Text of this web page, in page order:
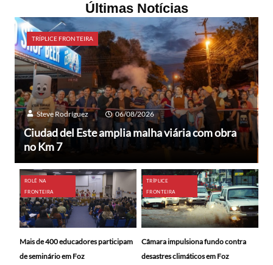
Últimas Notícias
TRÍPLICE FRONTEIRA
Steve Rodríguez 06/08/2026
Ciudad del Este amplia malha viária com obra
no Km 7
ROLÊ NA
FRONTEIRA
Mais de 400 educadores participam
de seminário em Foz
TRÍPLICE
FRONTEIRA
Câmara impulsiona fundo contra
desastres climáticos em Foz